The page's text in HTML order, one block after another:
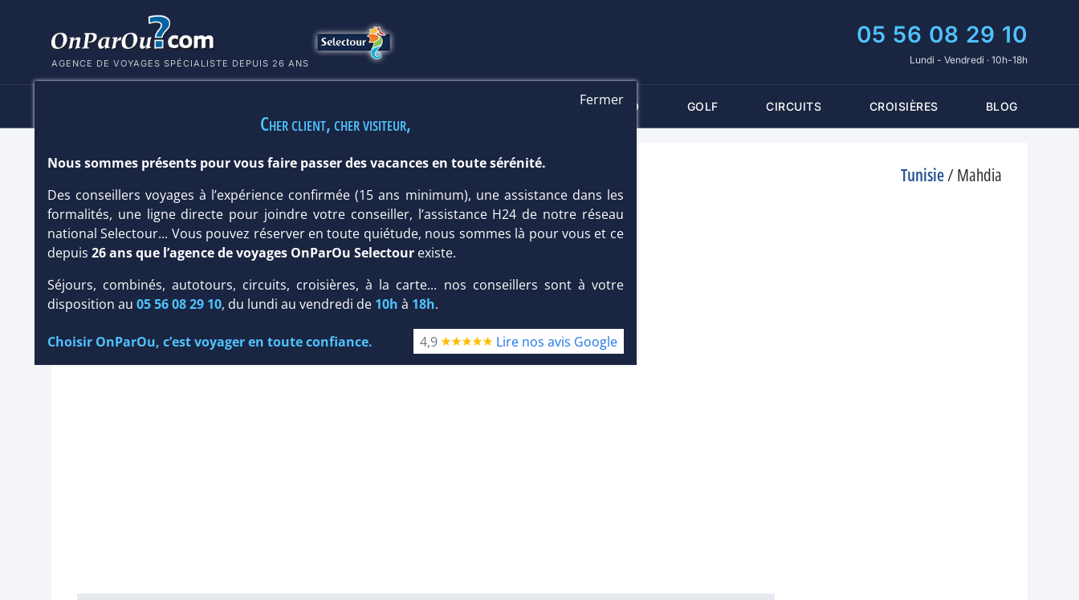
AGENCE DE VOYAGES SPÉCIALISTE DEPUIS 26 ANS
05 56 08 29 10
Lundi - Vendredi · 10h-18h
THALASSO GOLF CIRCUITS CROISIÈRES BLOG
HÔTEL JET TOURS SIGNATURE IBEROSTAR ROYAL EL MANSOUR 5* Tunisie/Mahdia
HôtelClub /Prestige
Fermer
Cher client, cher visiteur,
Nous sommes présents pour vous faire passer des vacances en toute sérénité.
Des conseillers voyages à l’expérience confirmée (15 ans minimum), une assistance dans les
formalités, une ligne directe pour joindre votre conseiller, l’assistance H24 de notre réseau
national Selectour... Vous pouvez réserver en toute quiétude, nous sommes là pour vous et ce
depuis 26 ans que l’agence de voyages OnParOu Selectourexiste.
Séjours, combinés, autotours, circuits, croisières, à la carte... nos conseillers sont à votre
disposition au 05 56 08 29 10, du lundi au vendredi de 10h à 18h.
Choisir OnParOu, c’est voyager en toute confiance. 4,9 Lire nos avis Google